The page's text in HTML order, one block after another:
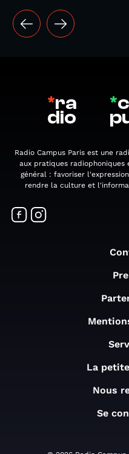
*ra
dio
*
Radio Campus Paris est une
aux pratiques
général : favoriser
rendre la culture et
La
Nous
Se